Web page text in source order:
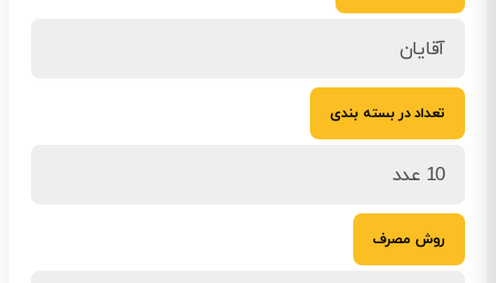
آقایان
تعداد در بسته بندی
10 عدد
روش مصرف